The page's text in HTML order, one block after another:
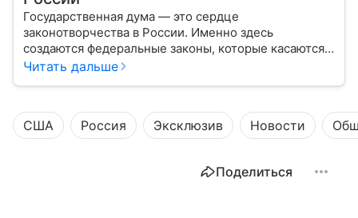
Государственная дума — это сердце
законотворчества в России. Именно здесь
создаются федеральные законы, которые касаются
жизни каждого гражданина: от образования и
Читать дальше
США Россия Эксклюзив Новости
Поделиться